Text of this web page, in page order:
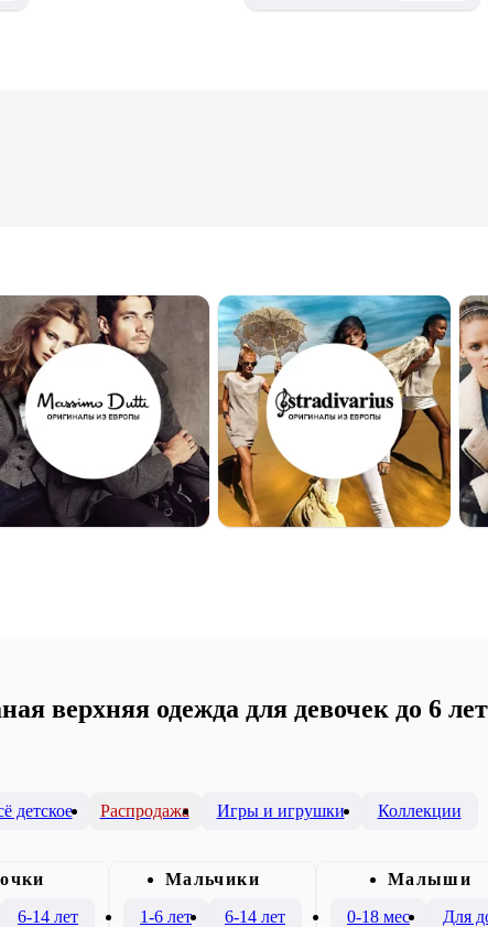
верхняя одежда для девочек до 6 лет
детское Распродажа Игры и игрушки Коллекции
6-14 лет
Mальчики
1-6 лет
6-14 лет
Малыши
0-18 мес
Для